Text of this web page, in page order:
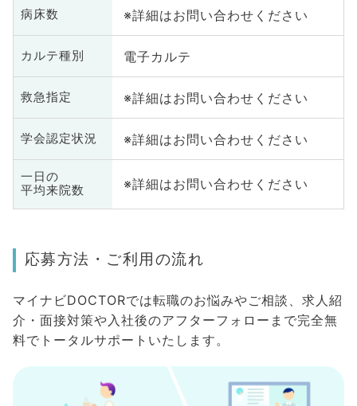
病床数 ※詳細はお問い合わせください
カルテ種別 電子カルテ
救急指定 ※詳細はお問い合わせください
学会認定状況 ※詳細はお問い合わせください
一日の
平均来院数
※詳細はお問い合わせください
応募方法・ご利用の流れ
マイナビDOCTORでは転職のお悩みやご相談、求人紹
介・面接対策や入社後のアフターフォローまで完全無
料でトータルサポートいたします。